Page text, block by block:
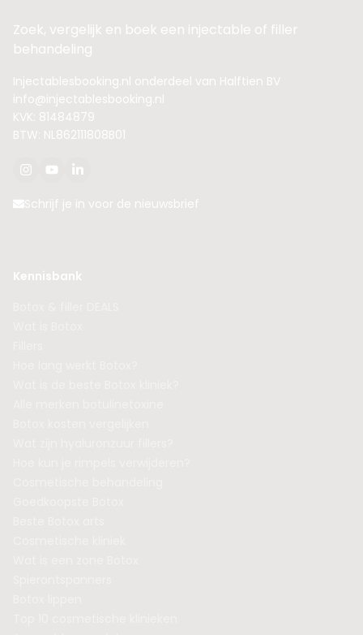
Zoek, vergelijk en boek een injectable of filler
behandeling
Injectablesbooking.nl onderdeel van Halftien BV
info@injectablesbooking.nl
KVK: 81484879
BTW: NL862111808B01
Schrijf je in voor de nieuwsbrief
Kennisbank